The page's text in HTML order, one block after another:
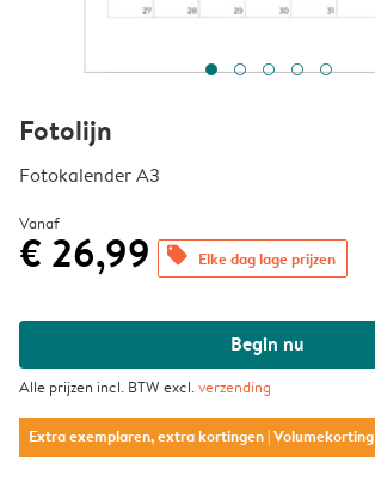
Fotolijn
Fotokalender A3
Vanaf
€ 26,99 offers Elke dag lage prijzen
Begin nu
Alle prijzen incl. BTW excl.verzending
Extra exemplaren, extra kortingen| Volumekorting